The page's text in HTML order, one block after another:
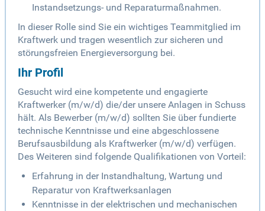
Instandsetzungs- und Reparaturmaßnahmen.
In dieser Rolle sind Sie ein wichtiges Teammitglied im
Kraftwerk und tragen wesentlich zur sicheren und
störungsfreien Energieversorgung bei.
Ihr Profil
Gesucht wird eine kompetente und engagierte
Kraftwerker (m/w/d) die/der unsere Anlagen in Schuss
hält. Als Bewerber (m/w/d) sollten Sie über fundierte
technische Kenntnisse und eine abgeschlossene
Berufsausbildung als Kraftwerker (m/w/d) verfügen.
Des Weiteren sind folgende Qualifikationen von Vorteil:
Erfahrung in der Instandhaltung, Wartung und
Reparatur von Kraftwerksanlagen
Kenntnisse in der elektrischen und mechanischen